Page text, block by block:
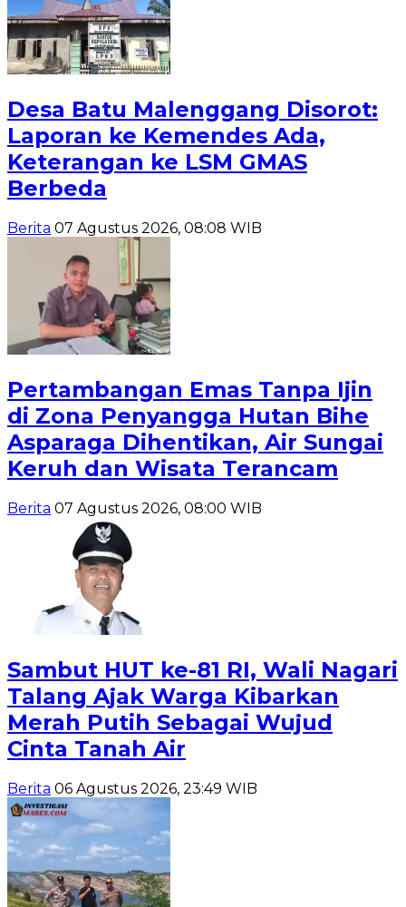
Desa Batu Malenggang Disorot:
Laporan ke Kemendes Ada,
Keterangan ke LSM GMAS
Berbeda
Berita 07 Agustus 2026, 08:08 WIB
Pertambangan Emas Tanpa Ijin
di Zona Penyangga Hutan Bihe
Asparaga Dihentikan, Air Sungai
Keruh dan Wisata Terancam
Berita 07 Agustus 2026, 08:00 WIB
Sambut HUT ke-81 RI, Wali Nagari
Talang Ajak Warga Kibarkan
Merah Putih Sebagai Wujud
Cinta Tanah Air
Berita 06 Agustus 2026, 23:49 WIB